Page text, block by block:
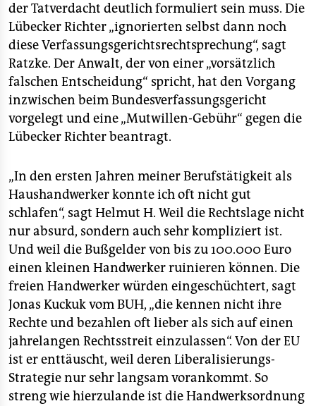
der Tatverdacht deutlich formuliert sein muss. Die
Lübecker Richter „ignorierten selbst dann noch
diese Verfassungsgerichtsrechtsprechung“, sagt
Ratzke. Der Anwalt, der von einer „vorsätzlich
falschen Entscheidung“ spricht, hat den Vorgang
inzwischen beim Bundesverfassungsgericht
vorgelegt und eine „Mutwillen-Gebühr“ gegen die
Lübecker Richter beantragt.
„In den ersten Jahren meiner Berufstätigkeit als
Haushandwerker konnte ich oft nicht gut
schlafen“, sagt Helmut H. Weil die Rechtslage nicht
nur absurd, sondern auch sehr kompliziert ist.
Und weil die Bußgelder von bis zu 100.000 Euro
einen kleinen Handwerker ruinieren können. Die
freien Handwerker würden eingeschüchtert, sagt
Jonas Kuckuk vom BUH, „die kennen nicht ihre
Rechte und bezahlen oft lieber als sich auf einen
jahrelangen Rechtsstreit einzulassen“. Von der EU
ist er enttäuscht, weil deren Liberalisierungs-
Strategie nur sehr langsam vorankommt. So
streng wie hierzulande ist die Handwerksordnung